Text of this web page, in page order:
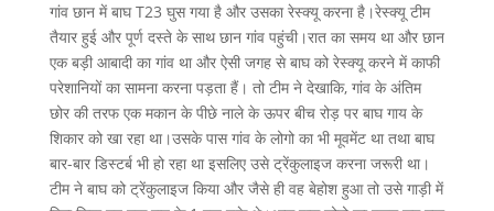
गांव छान में बाघ T23 घुस गया है और उसका रेस्क्यू करना है।रेस्क्यू टीम
तैयार हुई और पूर्ण दस्ते के साथ छान गांव पहुंची।रात का समय था और छान
एक बड़ी आबादी का गांव था और ऐसी जगह से बाघ को रेस्क्यू करने में काफी
परेशानियों का सामना करना पड़ता हैं। तो टीम ने देखाकि, गांव के अंतिम
छोर की तरफ एक मकान के पीछे नाले के ऊपर बीच रोड़ पर बाघ गाय के
शिकार को खा रहा था।उसके पास गांव के लोगो का भी मूवमेंट था तथा बाघ
बार-बार डिस्टर्ब भी हो रहा था इसलिए उसे ट्रेंकुलाइज करना जरूरी था।
टीम ने बाघ को ट्रेंकुलाइज किया और जैसे ही वह बेहोश हुआ तो उसे गाड़ी में